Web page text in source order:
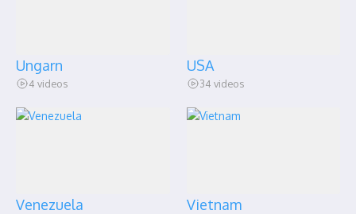
Ungarn
4 videos
USA
34 videos
Venezuela Vietnam